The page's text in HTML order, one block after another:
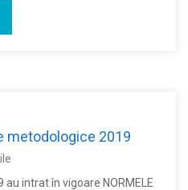
metodologice 2019
intrat în vigoare NORMELE